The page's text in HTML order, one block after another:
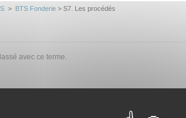
> BTS Fonderie > S7. Les procédés
avec ce terme.